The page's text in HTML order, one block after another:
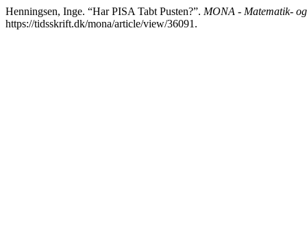
Henningsen, Inge. “Har PISA Tabt Pusten?”. MONA - Matematik-
https://tidsskrift.dk/mona/article/view/36091.